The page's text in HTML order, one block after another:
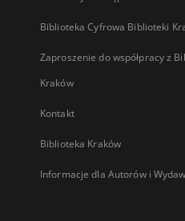
Biblioteka Cyfrowa Biblioteki
Zaproszenie do współpracy z
Kraków
Kontakt
Biblioteka Kraków
Informacje dla Autorów i